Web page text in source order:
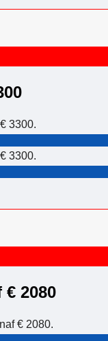
3300.
3300.
2080
€ 2080.